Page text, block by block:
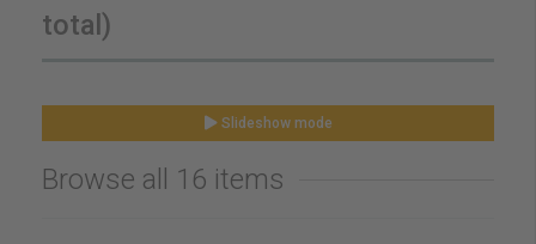
total)
Slideshow mode
Browse all 16 items